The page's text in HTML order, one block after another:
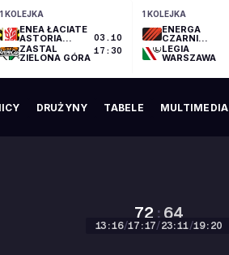
1 KOLEJKA
ENEA ŁACIATE
ASTORIA
BYDGOSZCZ
ZASTAL
ZIELONA GÓRA
03.10
17:30
1 KOLEJKA
ENERGA
CZARNI
SŁUPSK
LEGIA
WARSZAWA
DRUŻYNY TABELE MULTIMEDIA
72 : 64
13 :16/17:17/23:11/19: 20